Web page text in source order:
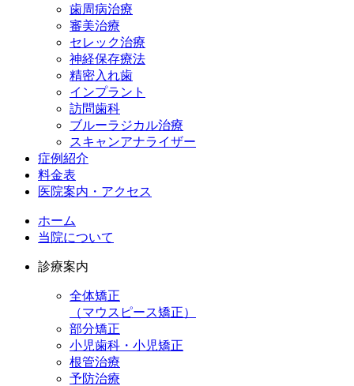
歯周病治療
審美治療
セレック治療
神経保存療法
精密入れ歯
インプラント
訪問歯科
ブルーラジカル治療
スキャンアナライザー
症例紹介
料金表
医院案内・アクセス
ホーム
当院について
診療案内
全体矯正
（マウスピース矯正）
部分矯正
小児歯科・小児矯正
根管治療
予防治療